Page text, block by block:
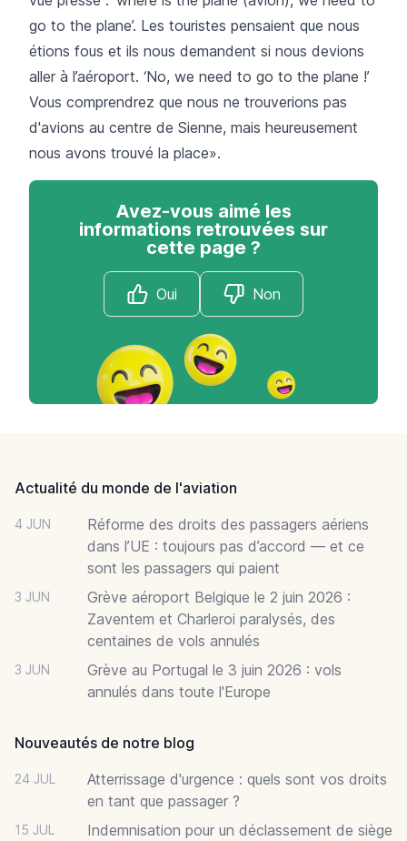
go to the plane’. Les touristes pensaient que nous
étions fous et ils nous demandent si nous devions
aller à l’aéroport. ‘No, we need to go to the plane !’
Vous comprendrez que nous ne trouverions pas
d'avions au centre de Sienne, mais heureusement
nous avons trouvé la place».
Avez-vous aimé les
informations retrouvées sur
cette page ?
Oui Non
Actualité du monde de l'aviation
4 JUN
Réforme des droits des passagers aériens
dans l’UE : toujours pas d’accord — et ce
sont les passagers qui paient
3 JUN
Grève aéroport Belgique le 2 juin 2026 :
Zaventem et Charleroi paralysés, des
centaines de vols annulés
3 JUN
Grève au Portugal le 3 juin 2026 : vols
annulés dans toute l'Europe
Nouveautés de notre blog
24 JUL
Atterrissage d'urgence : quels sont vos droits
en tant que passager ?
15 JUL
Indemnisation pour un déclassement de siège